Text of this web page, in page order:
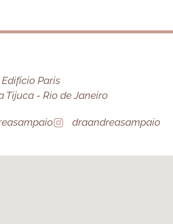
Paris
Tijuca - Rio de Janeiro
draandreasampaio